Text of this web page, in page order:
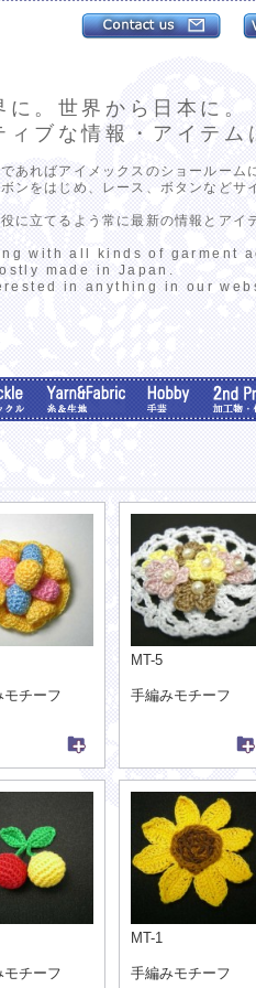
に。世界から日本に。
ブな情報・アイテム
あればアイメックスのショールーム
ンをはじめ、レース、ボタンなどサ
に立てるよう常に最新の情報とアイ
with all kinds of garment
made in Japan.
in anything in our
モチーフ
MT-5
手編みモチーフ
モチーフ
MT-1
手編みモチーフ